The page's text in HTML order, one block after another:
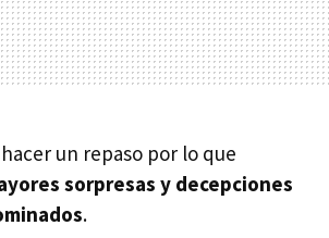
un repaso por lo que
sorpresas y decepciones
.